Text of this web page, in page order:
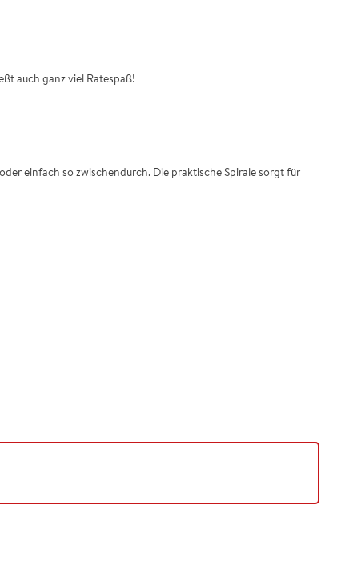
auch ganz viel Ratespaß!
einfach so zwischendurch. Die praktische Spirale sorgt für